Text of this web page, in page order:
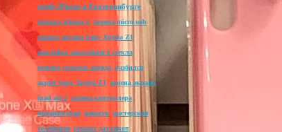
apple iPhone в Екатеринбурге
кнопка iphone 4 замена micro usb
замена экрана Sony Xperia Z1
наклейка закаленного стекла
ремонт разъема заряда разбился
экран Sony Xperia Z1 замена экрана
ipad air 2 замена контролера
питания ipad новости мастерская
телефонов ремонт датчиков